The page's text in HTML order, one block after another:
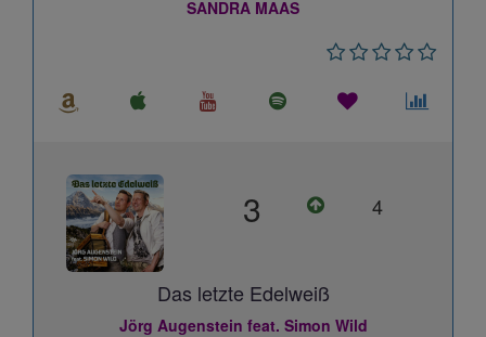
SANDRA MAAS
3 4
Das letzte Edelweiß
Jörg Augenstein feat. Simon Wild